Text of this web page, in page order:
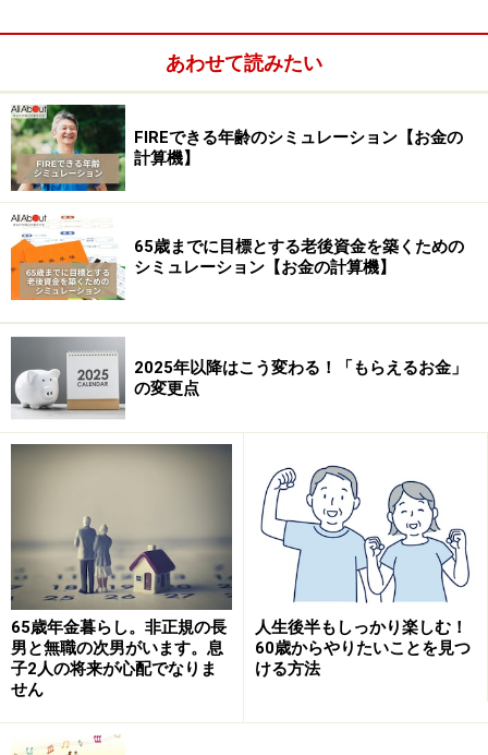
お給料が入ったら、すぐにやりましょう
まず最初にやることは、家賃や光熱費など、「必ず出て
いくお金を取り分ける」こと。
貯蓄よりも何よりも、生活のベースとなるお金をきちん
と支払うことが大切です。家賃は金額が大きく、一度滞
納してしまうと、翌月以降に支払う金額がどんどん大き
くなって払えなくなってしまいます。お給料が入った
ら、ほかの買い物をする前に、このお金をキープしてし
まいましょう。
このお金は、早めに先方に支払ってしまうか、または引
き落としやカード払いに使う口座に入れてしまいます。
普段使う口座に入れっぱなしにしておくと、つい使って
しまう危険があります。この危険を回避するのです。
ステップ2 貯蓄用のお金を取り分ける
次に、貯蓄するお金を取り分けて、貯蓄用の口座に入れ
ましょう。月末に残ったお金を貯金しようと思っている
ません。そうならないように、あらかじめ貯蓄分を取り
あわせて読みたい
FIREできる年齢のシミュレーション【お金の
計算機】
65歳までに目標とする老後資金を築くための
シミュレーション【お金の計算機】
2025年以降はこう変わる！「もらえるお金」
の変更点
65歳年金暮らし。非正規の長
男と無職の次男がいます。息
子2人の将来が心配でなりま
せん
人生後半もしっかり楽しむ！
60歳からやりたいことを見つ
ける方法